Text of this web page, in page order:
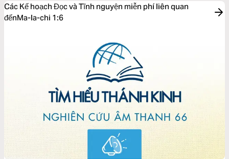
Các Kế hoạch Đọc và Tĩnh nguyện miễn phí liên quan
đếnMa-la-chi 1:6